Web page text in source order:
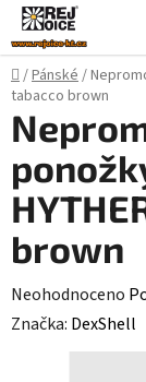
Přejít
na
obsah
Domů
/Pánské/
tabacco brown
brown
Průměrné
hodnocení
produktu
Neohodnoceno
Značka: DexShell